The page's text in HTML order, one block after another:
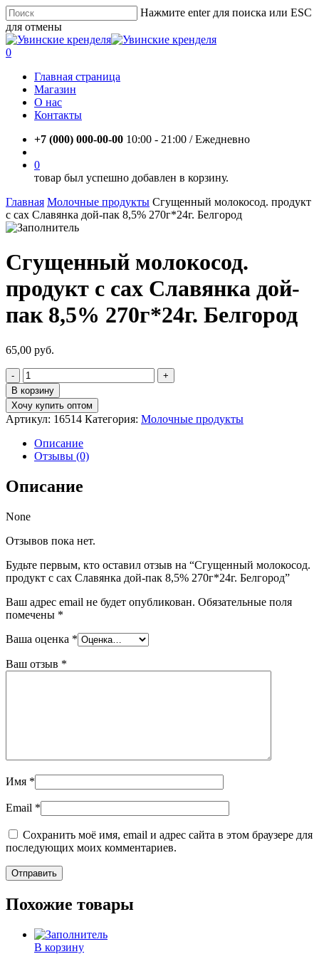
Skip
to
main
content
Нажмите enter для поиска или ESC
для отмены
Close
Search
account
0
Главная страница
Магазин
О нас
Контакты
+7 (000) 000-00-00 10:00 - 21:00 / Eжедневно
0
товар был успешно добавлен в корзину.
Главная Молочные продукты Сгущенный молокосод. продукт
с сах Славянка дой-пак 8,5% 270г*24г. Белгород
Сгущенный молокосод.
продукт с сах Славянка дой-
пак 8,5% 270г*24г. Белгород
65,00 руб.
Количество
товара
Сгущенный
молокосод.
продукт
сах
Славянка
пак
270г*24г.
В корзину
Хочу купить оптом
Артикул: 16514 Категория: Молочные продукты
Описание
Отзывы (0)
Описание
None
Отзывов пока нет.
Будьте первым, кто оставил отзыв на “Сгущенный молокосод.
продукт с сах Славянка дой-пак 8,5% 270г*24г. Белгород”
Ваш адрес email не будет опубликован. Обязательные поля
помечены *
Ваша оценка *
Ваш отзыв *
Имя *
Email *
Сохранить моё имя, email и адрес сайта в этом браузере для
последующих моих комментариев.
Похожие товары
В корзину